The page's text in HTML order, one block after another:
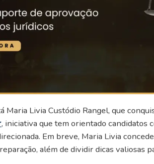
Maria Livia Custódio Rangel, que
, iniciativa que tem orientado candidatos
Em breve, Maria Livia
além de dividir dicas valiosas